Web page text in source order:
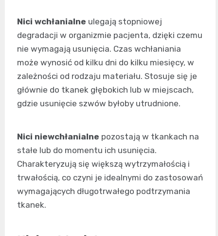
Nici wchłanialne ulegają stopniowej
degradacji w organizmie pacjenta, dzięki czemu
nie wymagają usunięcia. Czas wchłaniania
może wynosić od kilku dni do kilku miesięcy, w
zależności od rodzaju materiału. Stosuje się je
głównie do tkanek głębokich lub w miejscach,
gdzie usunięcie szwów byłoby utrudnione.
Nici niewchłanialne pozostają w tkankach na
stałe lub do momentu ich usunięcia.
Charakteryzują się większą wytrzymałością i
trwałością, co czyni je idealnymi do zastosowań
wymagających długotrwałego podtrzymania
tkanek.